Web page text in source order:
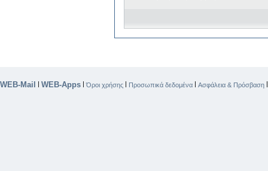
WEB-Mail | WEB-Apps |Όροι χρήσης | Προσωπικά δεδομένα | Ασφάλεια & Πρόσβαση